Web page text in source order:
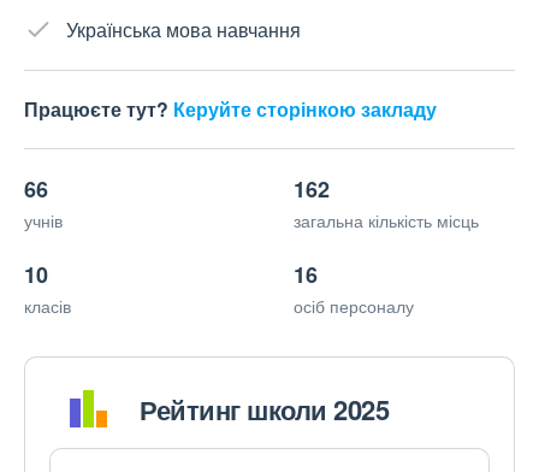
Українська мова навчання
Працюєте тут? Керуйте сторінкою закладу
66
учнів
162
загальна кількість місць
10
класів
16
осіб персоналу
Рейтинг школи 2025